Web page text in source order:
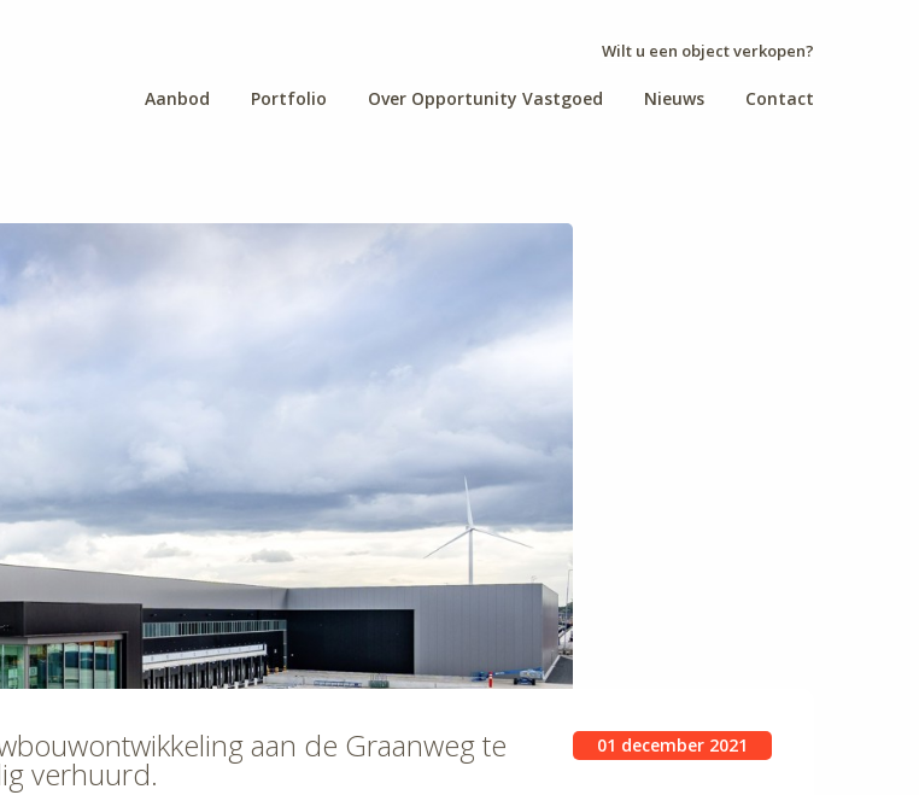
Wilt u een object verkopen?
Aanbod Portfolio Over Opportunity Vastgoed Nieuws Contact
aan de Graanweg te
verhuurd.
01 december 2021